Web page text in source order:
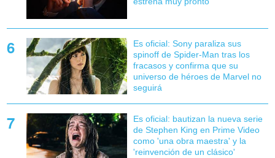
Es oficial: Sony paraliza sus
spinoff de Spider-Man tras los
fracasos y confirma que su
universo de héroes de Marvel no
seguirá
Es oficial: bautizan la nueva serie
de Stephen King en Prime Video
como 'una obra maestra' y la
'reinvención de un clásico'